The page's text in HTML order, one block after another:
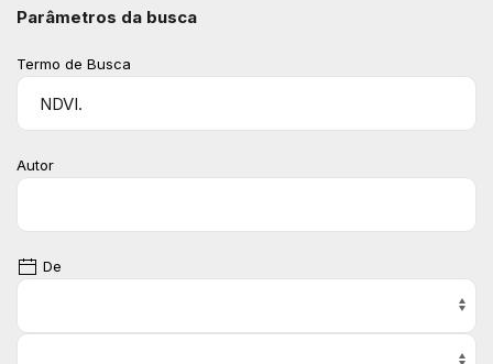
Parâmetros da busca
Termo de Busca
Autor
De